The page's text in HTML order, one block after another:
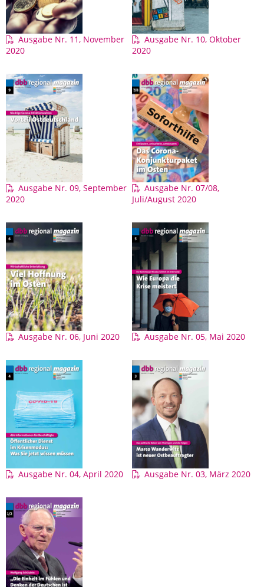
Ausgabe Nr. 11, November
2020
Ausgabe Nr. 10, Oktober
2020
Ausgabe Nr. 09, September
2020
Ausgabe Nr. 07/08,
Juli/August 2020
Ausgabe Nr. 06, Juni 2020 Ausgabe Nr. 05, Mai 2020
Ausgabe Nr. 04, April 2020 Ausgabe Nr. 03, März 2020